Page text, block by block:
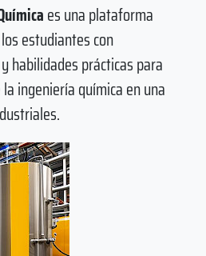
es una plataforma
estudiantes con
habilidades prácticas para
ingeniería química en una